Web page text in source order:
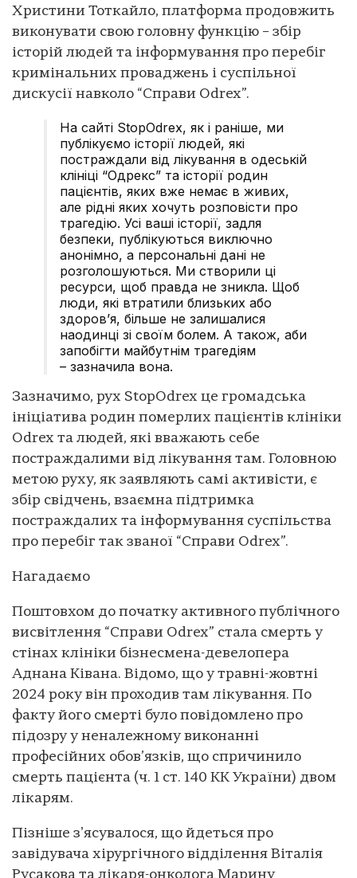
Христини Тоткайло, платформа продовжить
виконувати свою головну функцію – збір
історій людей та інформування про перебіг
кримінальних проваджень і суспільної
дискусії навколо “Справи Odrex”.
На сайті StopOdrex, як і раніше, ми
публікуємо історії людей, які
постраждали від лікування в одеській
клініці “Одрекс” та історії родин
пацієнтів, яких вже немає в живих,
але рідні яких хочуть розповісти про
трагедію. Усі ваші історії, задля
безпеки, публікуються виключно
анонімно, а персональні дані не
розголошуються. Ми створили ці
ресурси, щоб правда не зникла. Щоб
люди, які втратили близьких або
здоров’я, більше не залишалися
наодинці зі своїм болем. А також, аби
запобігти майбутнім трагедіям
– зазначила вона.
Зазначимо, рух StopOdrex це громадська
ініціатива родин померлих пацієнтів клініки
Odrex та людей, які вважають себе
постраждалими від лікування там. Головною
метою руху, як заявляють самі активісти, є
збір свідчень, взаємна підтримка
постраждалих та інформування суспільства
про перебіг так званої “Справи Odrex”.
Нагадаємо
Поштовхом до початку активного публічного
висвітлення “Справи Odrex” стала смерть у
стінах клініки бізнесмена-девелопера
Аднана Ківана. Відомо, що у травні-жовтні
2024 року він проходив там лікування. По
факту його смерті було повідомлено про
підозру у неналежному виконанні
професійних обов’язків, що спричинило
смерть пацієнта (ч. 1 ст. 140 КК України) двом
лікарям.
Пізніше зʼясувалося, що йдеться про
завідувача хірургічного відділення Віталія